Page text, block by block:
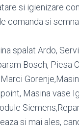
si igienizare
comanda si
spalat Ardo,
Bosch, Piesa
Masina vase
si mai ales,